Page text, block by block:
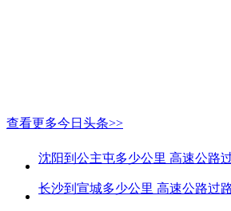
查看更多今日头条>>
沈阳到公主屯多少公里 高速公路
长沙到宣城多少公里 高速公路过